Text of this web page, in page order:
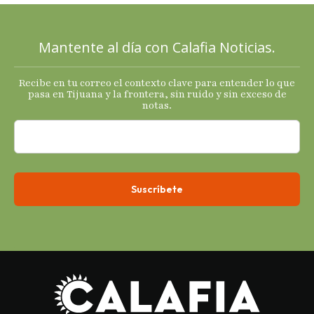
termómetro
s
económicos.
Mantente al día con Calafia Noticias.
Recibe en tu correo el contexto clave para entender lo que
pasa en Tijuana y la frontera, sin ruido y sin exceso de
notas.